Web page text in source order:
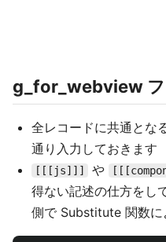
g_for_webview
全レコードに共通とな
通り入力しておきます
[[[js]]] や
得ない記述の仕方をし
側で Substitute 関数に